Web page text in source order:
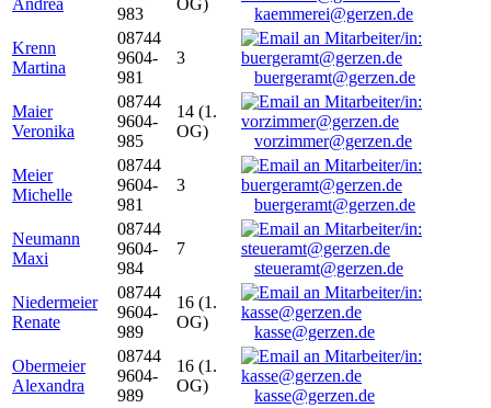
983
kaemmerei@gerzen.de
Krenn
Martina
08744
9604-
981
3
buergeramt@gerzen.de
Maier
Veronika
08744
9604-
985
14 (1.
OG)
vorzimmer@gerzen.de
Meier
Michelle
08744
9604-
981
3
buergeramt@gerzen.de
Neumann
Maxi
08744
9604-
984
7
steueramt@gerzen.de
Niedermeier
Renate
08744
9604-
989
16 (1.
OG)
kasse@gerzen.de
Obermeier
Alexandra
08744
9604-
989
16 (1.
OG)
kasse@gerzen.de